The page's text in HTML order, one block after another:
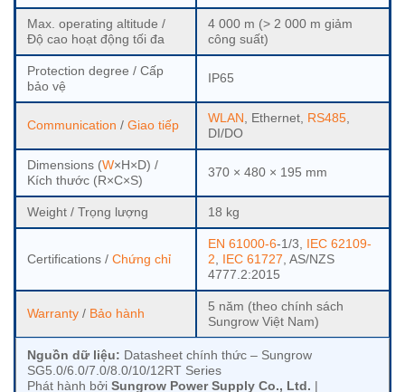
Max. operating altitude /
Độ cao hoạt động tối đa
4 000 m (> 2 000 m giảm
công suất)
Protection degree / Cấp
bảo vệ
IP65
Communication / Giao tiếp
WLAN , Ethernet, RS485
DI/DO
Dimensions (W×H×D) /
Kích thước (R×C×S)
370 × 480 × 195 mm
Weight / Trọng lượng 18 kg
Certifications / Chứng chỉ
EN 61000-6-1/3,
IEC 62109-
2
IEC 61727 , AS/NZS
4777.2:2015
Warranty / Bảo hành
5 năm (theo chính sách
Sungrow Việt Nam)
Nguồn dữ liệu: Datasheet chính thức – Sungrow
SG5.0/6.0/7.0/8.0/10/12RT Series
Phát hành bởi Sungrow Power Supply Co., Ltd.